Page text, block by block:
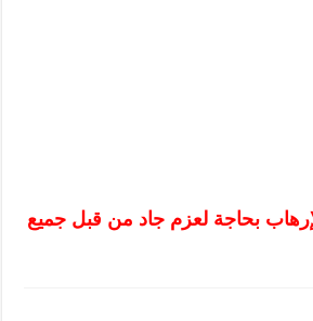
التعاون في البحث العلمي وحماية التراث
بحاجة لعزم جاد من قبل جميع